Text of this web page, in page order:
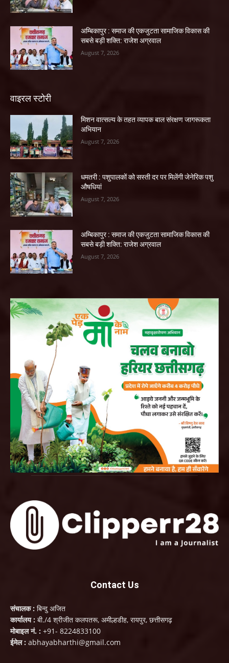
अम्बिकापुर : समाज की एकजुटता सामाजिक विकास की
सबसे बड़ी शक्ति: राजेश अग्रवाल
August 7, 2026
वाइरल स्टोरी
मिशन वात्सल्य के तहत व्यापक बाल संरक्षण जागरूकता
अभियान
August 7, 2026
धमतरी : पशुपालकों को सस्ती दर पर मिलेंगी जेनेरिक पशु
औषधियां
August 7, 2026
अम्बिकापुर : समाज की एकजुटता सामाजिक विकास की
सबसे बड़ी शक्ति: राजेश अग्रवाल
August 7, 2026
Contact Us
संचालक : बिन्दु अजित
कार्यालय : बी./4 श्रीजीत कलपतरू, अमील्हडीह, रायपुर, छत्तीसगढ़
मोबाइल नं. : +91- 8224833100
ईमेल : abhayabharthi@gmail.com